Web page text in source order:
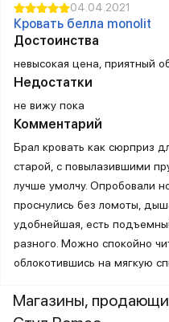
04.04.2021
Кровать белла monolit
Достоинства
невысокая цена, приятный
Недостатки
не вижу пока
Комментарий
Брал кровать как сюрприз
старой, с повылазившими
лучше умолчу. Опробовали
проснулись без ломоты,
удобнейшая, есть
разного. Можно спокойно
облокотившись на мягкую
Магазины,